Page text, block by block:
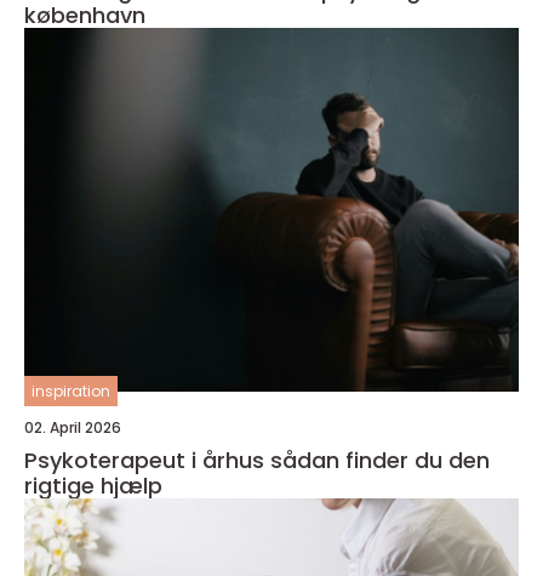
københavn
inspiration
02. April 2026
Psykoterapeut i århus sådan finder du den
rigtige hjælp